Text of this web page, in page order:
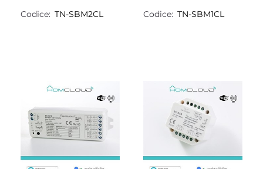
Codice: TN-SBM2CL Codice: TN-SBM1CL